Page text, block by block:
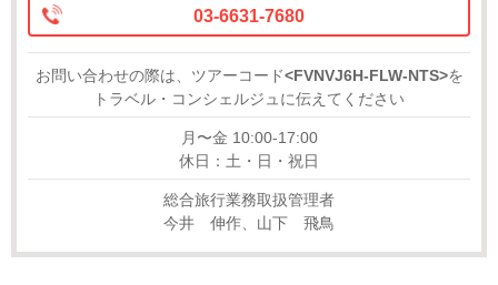
03-6631-7680
お問い合わせの際は、ツアーコード<FVNVJ6H-FLW-NTS>を
トラベル・コンシェルジュに伝えてください
月〜金 10:00-17:00
休日：土・日・祝日
総合旅行業務取扱管理者
今井 伸作、山下 飛鳥